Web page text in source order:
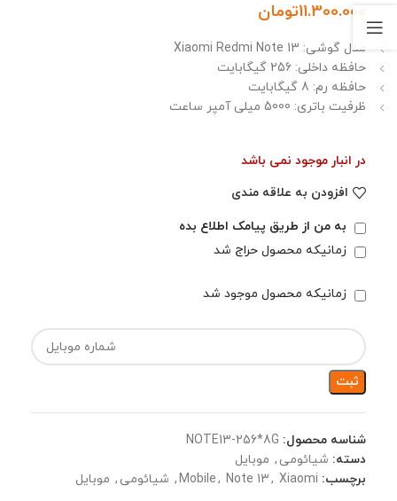
11.300.000تومان
مدل گوشی: Xiaomi Redmi Note 13
حافظه داخلی: 256 گیگابایت
حافظه رم: 8 گیگابایت
ظرفیت باتری: 5000 میلی آمپر ساعت
در انبار موجود نمی باشد
افزودن به علاقه مندی
به من از طریق پیامک اطلاع بده
زمانیکه محصول حراج شد
زمانیکه محصول موجود شد
ثبت
شناسه محصول: NOTE13-256*8G
دسته: شیائومی , موبایل
برچسب:
Mobile, Note 13, Xiaomi
, شیائومی , موبایل